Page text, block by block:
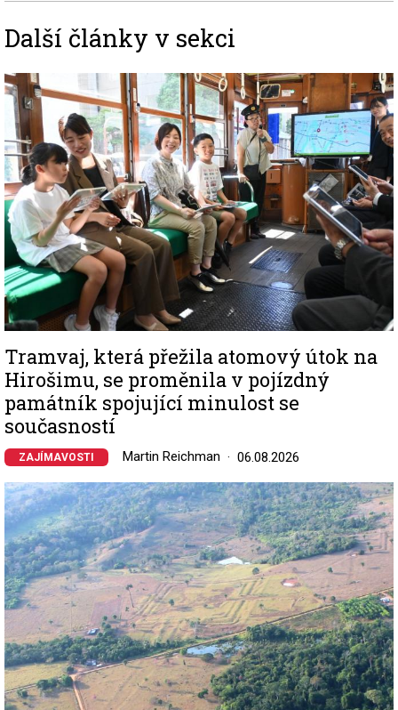
Další články v sekci
Image
Tramvaj, která přežila atomový útok na
Hirošimu, se proměnila v pojízdný
památník spojující minulost se
současností
ZAJÍMAVOSTI Martin Reichman 06.08.2026
Image